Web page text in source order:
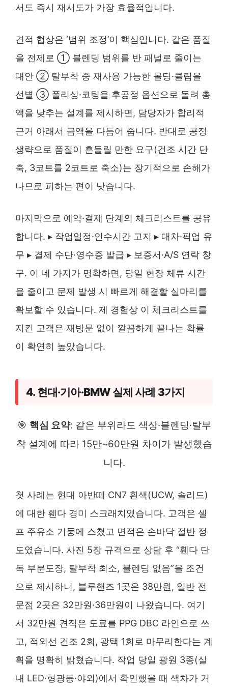
서도 즉시 재시도가 가장 효율적입니다.
견적 협상은 ‘범위 조정’이 핵심입니다. 같은 품질
을 전제로 ① 블렌딩 범위를 반 패널로 줄이는
대안 ② 탈부착 중 재사용 가능한 몰딩·클립을
선별 ③ 폴리싱·코팅을 후공정 옵션으로 돌려 총
액을 낮추는 설계를 제시하면, 담당자가 합리적
근거 아래서 금액을 다듬어 줍니다. 반대로 공정
생략으로 품질이 흔들릴 만한 요구(건조 시간 단
축, 3코트를 2코트로 축소)는 장기적으로 손해가
나므로 피하는 편이 낫습니다.
마지막으로 예약·결제 단계의 체크리스트를 공유
합니다. ▸ 작업일정·인수시간 고지 ▸ 대차·픽업 유
무 ▸ 결제 수단·영수증 발급 ▸ 보증서·A/S 연락 창
구. 이 네 가지가 명확하면, 당일 현장 체류 시간
을 줄이고 문제 발생 시 빠르게 해결할 실마리를
확보할 수 있습니다. 제 경험상 이 체크리스트를
지킨 고객은 재방문 없이 깔끔하게 끝나는 확률
이 확연히 높았습니다.
4. 현대·기아·BMW 실제 사례 3가지
🎯 핵심 요약: 같은 부위라도 색상·블렌딩·탈부
착 설계에 따라 15만~60만원 차이가 발생했습
니다.
첫 사례는 현대 아반떼 CN7 흰색(UCW, 솔리드)
에 대한 휀다 경미 스크래치였습니다. 고객은 셀
프 주유소 기둥에 스쳤고 면적은 손바닥 절반 정
도였습니다. 사진 5장 규격으로 상담 후 “휀다 단
독 부분도장, 탈부착 최소, 블렌딩 없음”을 조건
으로 제시하니, 블루핸즈 1곳은 38만원, 일반 전
문점 2곳은 32만원·36만원이 나왔습니다. 여기
서 32만원 견적은 도료를 PPG DBC 라인으로 쓰
고, 적외선 건조 2회, 광택 1회로 마무리한다는 계
획을 명확히 밝혔습니다. 작업 당일 광원 3종(실
내 LED·형광등·야외)에서 확인했을 때 색차가 거